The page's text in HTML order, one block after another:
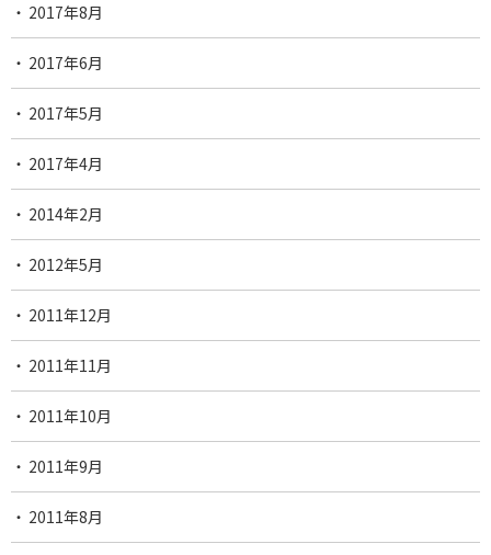
2017年8月
2017年6月
2017年5月
2017年4月
2014年2月
2012年5月
2011年12月
2011年11月
2011年10月
2011年9月
2011年8月